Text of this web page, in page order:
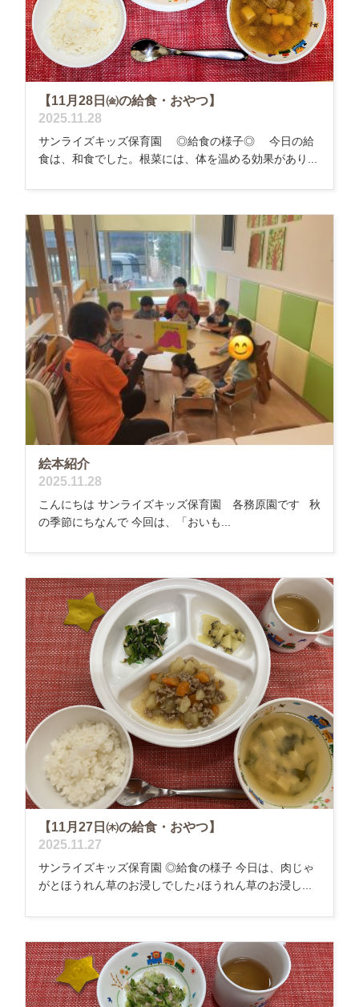
【11月28日㈮の給食・おやつ】
2025.11.28
サンライズキッズ保育園 ◎給食の様子◎ 今日の給
食は、和食でした。根菜には、体を温める効果があり...
絵本紹介
2025.11.28
こんにちは サンライズキッズ保育園 各務原園です 秋
の季節にちなんで 今回は、「おいも...
【11月27日㈭の給食・おやつ】
2025.11.27
サンライズキッズ保育園 ◎給食の様子 今日は、肉じゃ
がとほうれん草のお浸しでした♪ほうれん草のお浸し...